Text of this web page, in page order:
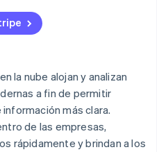
y mantenimiento
y la informática
mantenimiento
la nube alojan y analizan
a fin de permitir
más clara.
de las empresas,
rápidamente y brindan a los